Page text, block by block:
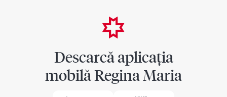
Descarcă aplicația
mobilă Regina Maria